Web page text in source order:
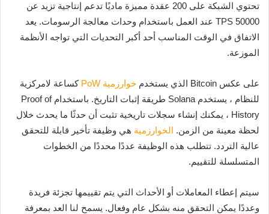
تحتوي الشبكة على 200 عقدة مميزة ماديًا تدعم إنتاجية تزيد عن
50000 TPS عند العمل باستخدام وحدات معالجة الرسومات. يعد
الاتفاق في الوقت المناسب أحد أكبر التحديات التي تواجه الأنظمة
الموزعة.
على عكس Bitcoin الذي يستخدم خوارزمية PoW
كساعة لامركزية
للنظام ، يستخدم Solana طريقة إثبات التاريخ. باستخدام Proof of
History ، يمكنك إنشاء سجلات تاريخية تثبت أن حدثًا ما يحدث خلال
لحظة معينة من الزمن. الخوارزمية هي وظيفة تأخير قابلة للتحقق
عالية التردد. تتطلب هذه الوظيفة عددًا محددًا من الخطوات
المتسلسلة للتقييم.
سيتم إعطاء المعاملات أو الأحداث التي يتم تقييمها تجزئة فريدة
وعددًا يمكن التحقق منه بشكل عام وفعال. يسمح لنا العد بمعرفة